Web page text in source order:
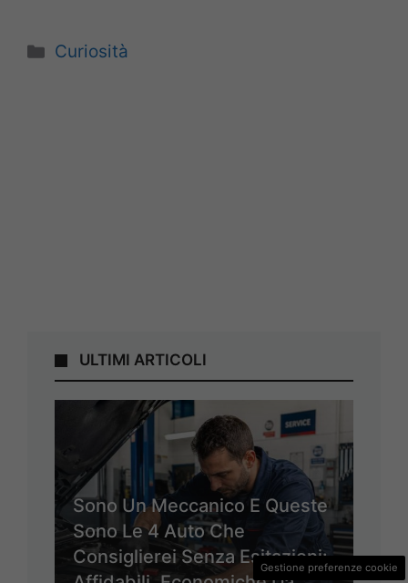
Categorie
Curiosità
ULTIMI ARTICOLI
Sono Un Meccanico E Queste
Sono Le 4 Auto Che
Consiglierei Senza Esitazioni:Gestione preferenze cookie